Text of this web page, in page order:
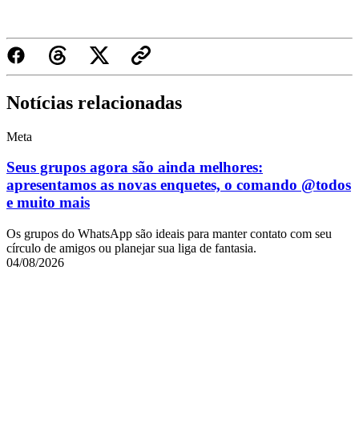
Notícias relacionadas
Meta
Seus grupos agora são ainda melhores:
apresentamos as novas enquetes, o comando @todos
e muito mais
Os grupos do WhatsApp são ideais para manter contato com seu
círculo de amigos ou planejar sua liga de fantasia.
04/08/2026